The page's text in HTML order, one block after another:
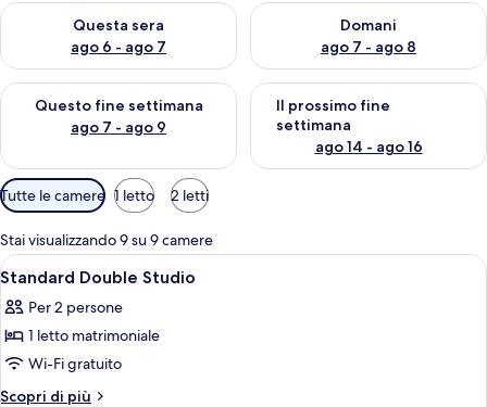
Questa sera
ago 6 - ago 7
Verifica la disponibilità per questa sera, ago 6 - ago 7
Domani
ago 7 - ago 8
Verifica la disponibilità per
Questo fine settimana
ago 7 - ago 9
Verifica la disponibilità per questo fine settimana, ago 7 - ago
Il prossimo fine
settimana
ago 14 - ago 16
Verifica la disponibilità per il
Filtri
disponibili
per
le
camere
Tutte le camere 1 letto 2 letti
Stai visualizzando 9 su 9 camere
Apri
tutte
le
foto
per
Standard
Una camera da letto con un letto,
3
Standard Double Studio
Per 2 persone
1 letto matrimoniale
Wi-Fi gratuito
Scopri di più
Altri